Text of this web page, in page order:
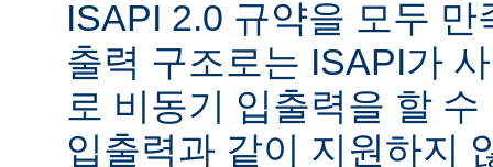
ISAPI 2.0 규약을 모두
출력 구조로는 ISAPI가
로 비동기 입출력을 할
입출력과 같이 지원하지